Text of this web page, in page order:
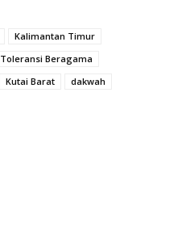
Kalimantan Timur
Toleransi Beragama
Kutai Barat dakwah